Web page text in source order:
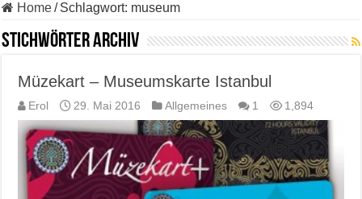
Home/ Schlagwort: museum
Stichwörter Archiv
Müzekart – Museumskarte Istanbul
Erol 29. Mai 2016 Allgemeines 1 1,894